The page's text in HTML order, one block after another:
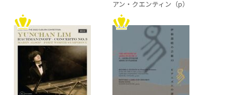
アン・クエンティン（p）